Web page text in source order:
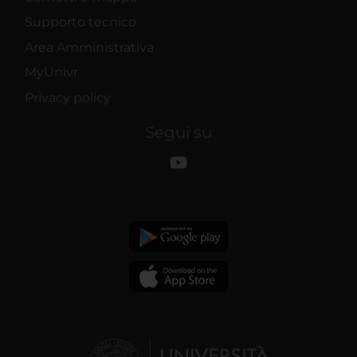
Supporto tecnico
Area Amministrativa
MyUnivr
Privacy policy
Segui su